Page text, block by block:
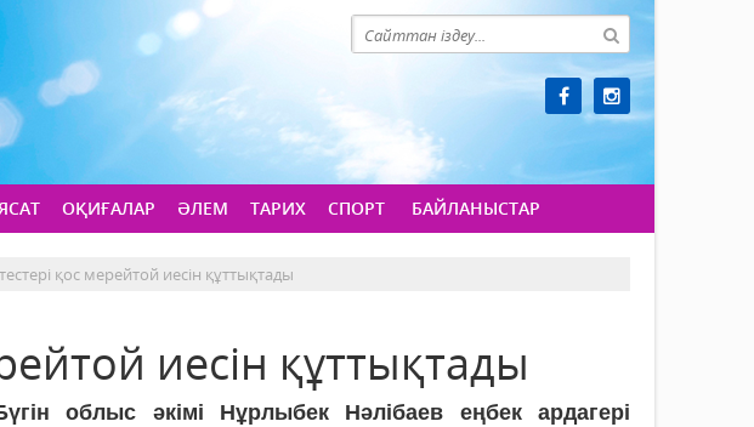
ОҚИҒАЛАР ӘЛЕМ ТАРИХ СПОРТ БАЙЛАНЫСТАР
қос мерейтой иесін құттықтады
иесін құттықтады
облыс әкімі Нұрлыбек Нәлібаев еңбек ардагері